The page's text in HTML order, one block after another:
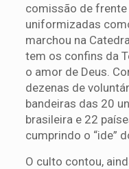
comissão de
uniformizadas
marchou na
tem os confins da
o amor de Deus.
dezenas de
bandeiras das 20
brasileira e 22
cumprindo o “ide”
O culto contou,